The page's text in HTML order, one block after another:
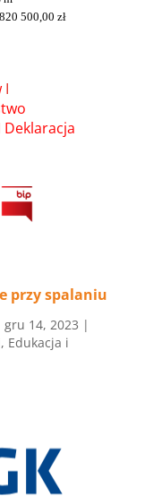
500,00 zł
I
Deklaracja
przy spalaniu
gru 14, 2023 |
, Edukacja i